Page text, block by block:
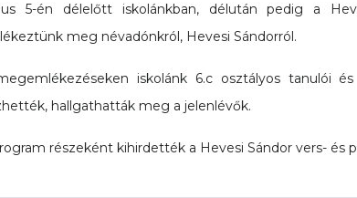
5-én délelőtt iskolánkban, délután pedig a
meg névadónkról, Hevesi Sándorról.
iskolánk 6.c osztályos tanulói
hallgathatták meg a jelenlévők.
részeként kihirdették a Hevesi Sándor vers- és